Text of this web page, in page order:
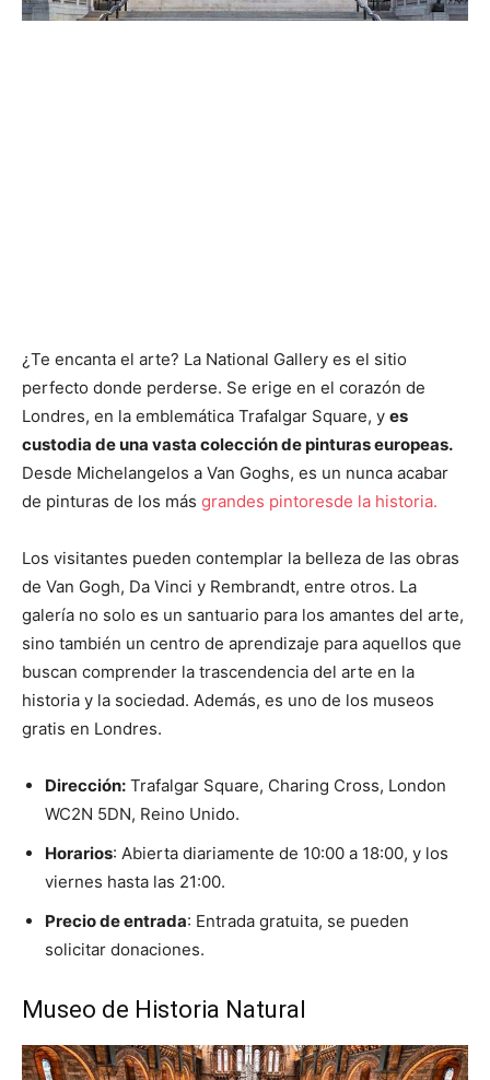
¿Te encanta el arte? La National Gallery es el sitio
perfecto donde perderse. Se erige en el corazón de
Londres, en la emblemática Trafalgar Square, y es
custodia de una vasta colección de pinturas europeas.
Desde Michelangelos a Van Goghs, es un nunca acabar
de pinturas de los más grandes pintoresde la historia.
Los visitantes pueden contemplar la belleza de las obras
de Van Gogh, Da Vinci y Rembrandt, entre otros. La
galería no solo es un santuario para los amantes del arte,
sino también un centro de aprendizaje para aquellos que
buscan comprender la trascendencia del arte en la
historia y la sociedad. Además, es uno de los museos
gratis en Londres.
Dirección: Trafalgar Square, Charing Cross, London
WC2N 5DN, Reino Unido.
Horarios: Abierta diariamente de 10:00 a 18:00, y los
viernes hasta las 21:00.
Precio de entrada: Entrada gratuita, se pueden
solicitar donaciones.
Museo de Historia Natural